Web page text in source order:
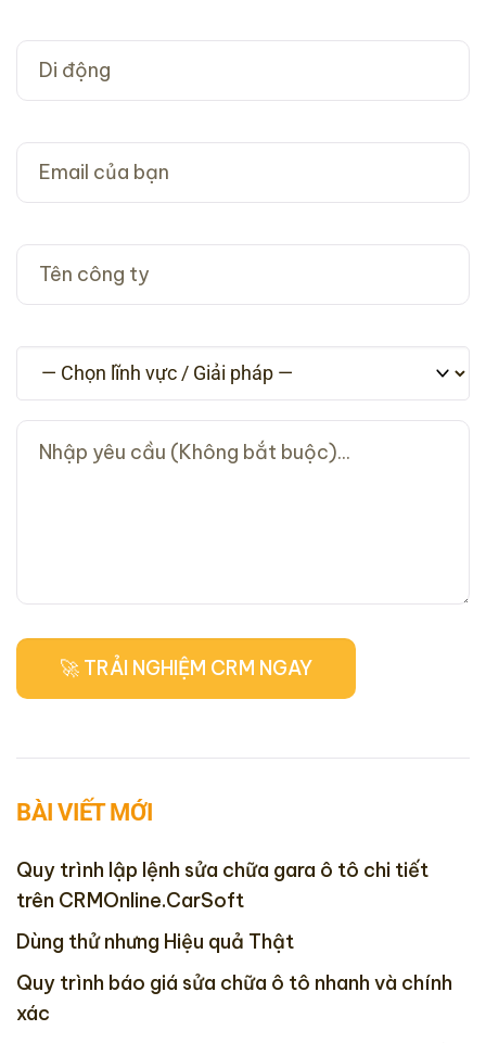
BÀI VIẾT MỚI
Quy trình lập lệnh sửa chữa gara ô tô chi tiết
trên CRMOnline.CarSoft
Dùng thử nhưng Hiệu quả Thật
Quy trình báo giá sửa chữa ô tô nhanh và chính
xác